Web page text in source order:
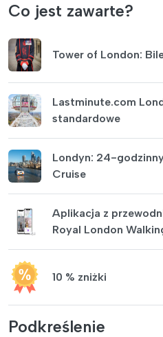
Co jest zawarte?
Tower of London:
Lastminute.com
standardowe
Londyn: 24-
Cruise
Aplikacja z
Royal London
10 % zniżki
Podkreślenie